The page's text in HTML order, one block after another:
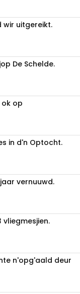
wir uitgereikt.
De Schelde.
ok op
in d'n Optocht.
vernuuwd.
vliegmesjien.
n'opg'aald deur